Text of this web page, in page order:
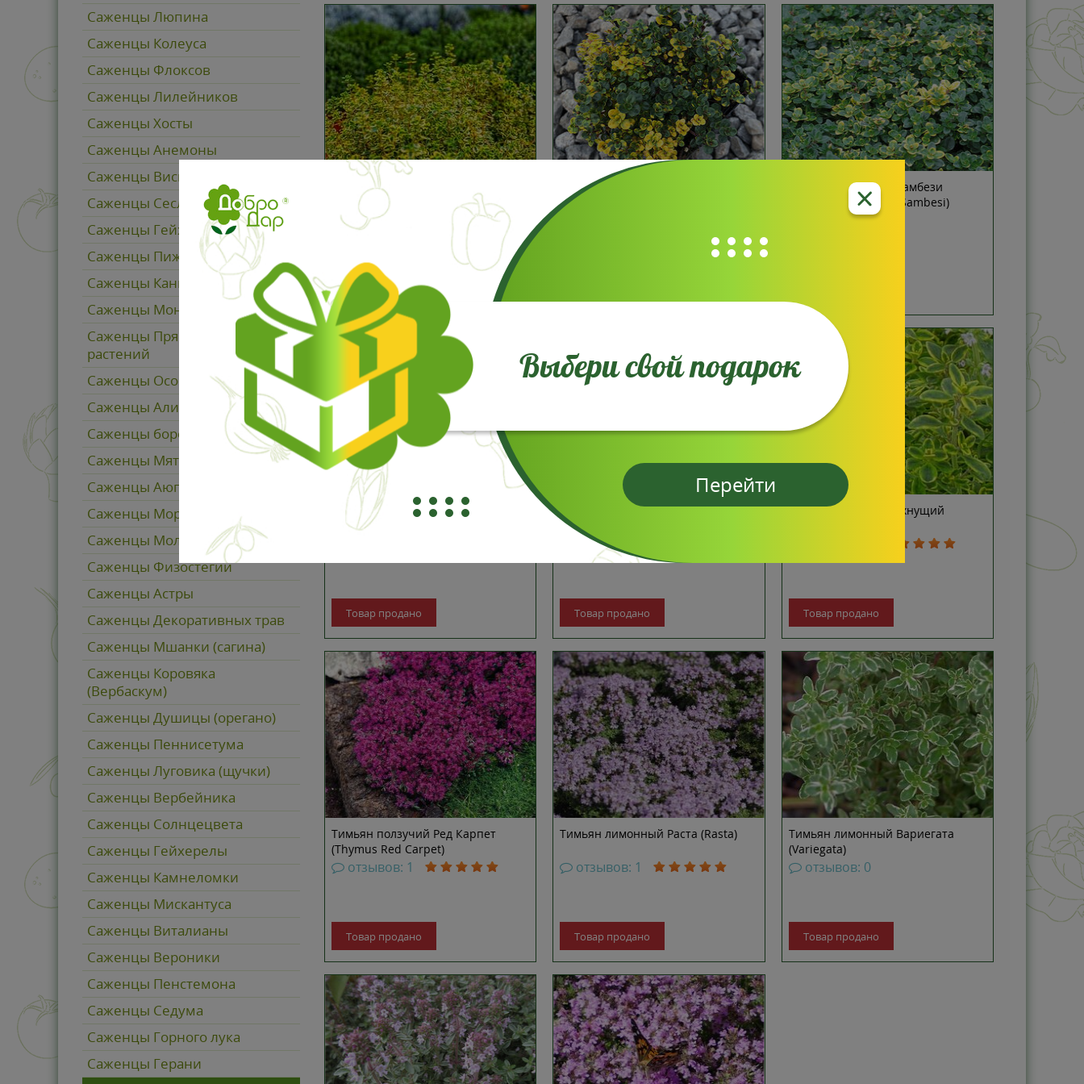
Тимьян лимонний Ауреус (Aureus)
отзывов: 1
В количестве:1 шт
В корзину
Тимьян лимонний Донна Валей
(Doone Valley)
В количестве:1 шт
Тимьян лимонный Замбези
(Thymus citriodorus Sambesi)
отзывов: 0
Тимьян перечный (Thymus
piperita)
Товар продано
Тимьян ранний Пигмеус (Thymus
praecox Pygmaeus)
отзывов: 0
Товар продано
Тимьян лимонно-пахнущий
Товар продано
Тимьян ползучий Ред Карпет
(Thymus Red Carpet)
отзывов: 1
Товар продано
Тимьян лимонный Раста (Rasta)
отзывов: 1
Товар продано
Тимьян лимонный Вариегата
(Variegata)
отзывов: 0
Товар продано
Саженцы Люпина
Саженцы Колеуса
Саженцы Флоксов
Саженцы Лилейников
Саженцы Хосты
Саженцы Анемоны
Саженцы Вискарии
Саженцы Сеслерии
Саженцы Гейхеры
Саженцы Пижмо
Саженцы Канны
Саженцы Монарды
Саженцы Пряно-вкусовых
растений
Саженцы Осоки (карекс)
Саженцы Алисума горного
Саженцы бородатых Ирисов
Саженцы Мяты
Саженцы Аюги (живучка)
Саженцы Морозника
Саженцы Молинии
Саженцы Физостегии
Саженцы Астры
Саженцы Декоративных трав
Саженцы Мшанки (сагина)
Саженцы Коровяка
(Вербаскум)
Саженцы Душицы (орегано)
Саженцы Пеннисетума
Саженцы Луговика (щучки)
Саженцы Вербейника
Саженцы Солнцецвета
Саженцы Гейхерелы
Саженцы Камнеломки
Саженцы Мискантуса
Саженцы Виталианы
Саженцы Вероники
Саженцы Пенстемона
Саженцы Седума
Саженцы Горного лука
Cаженцы Герани
Выбери свой подарок
Перейти